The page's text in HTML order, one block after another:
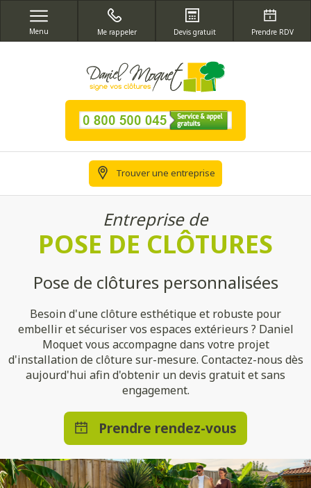
Menu Me rappeler Devis gratuit Prendre RDV
Trouver une entreprise
Entreprise de
POSE DE CLÔTURES
Pose de clôtures personnalisées
Besoin d'une clôture esthétique et robuste pour
embellir et sécuriser vos espaces extérieurs ? Daniel
Moquet vous accompagne dans votre projet
d'installation de clôture sur-mesure. Contactez-nous dès
aujourd'hui afin d'obtenir un devis gratuit et sans
engagement.
Prendre rendez-vous